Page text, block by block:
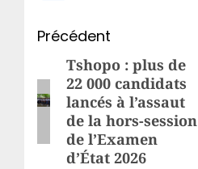
Navigation
d’article
Précédent
Article
précédent:
Tshopo : plus de
22 000 candidats
lancés à l’assaut
de la hors-session
de l’Examen
d’État 2026